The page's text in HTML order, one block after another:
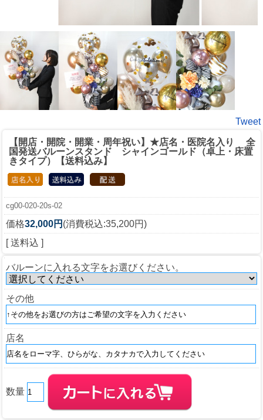
Tweet
【開店・開院・開業・周年祝い】★店名・医院名入り 全
国発送バルーンスタンド シャインゴールド（卓上・床置
きタイプ）【送料込み】
cg00-020-20s-02
価格32,000円 (消費税込:35,200円)
[ 送料込 ]
バルーンに入れる文字をお選びください。
その他
店名
数量